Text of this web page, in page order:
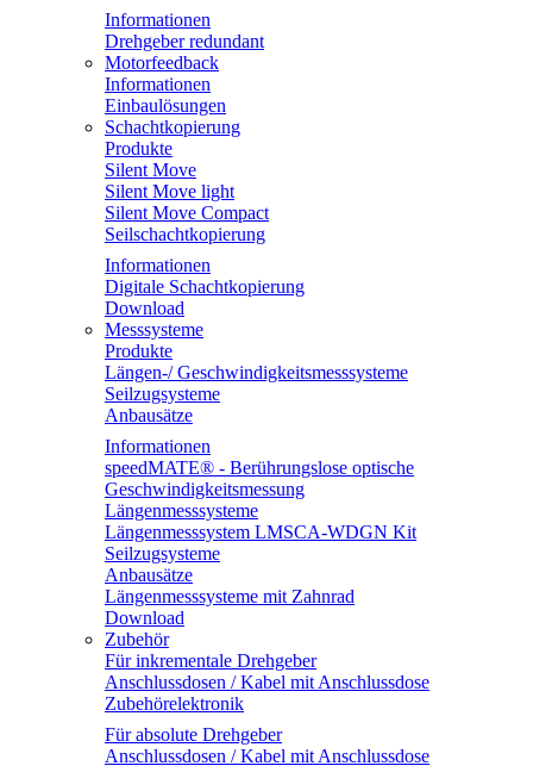
Informationen
Drehgeber redundant
Motorfeedback
Informationen
Einbaulösungen
Schachtkopierung
Produkte
Silent Move
Silent Move light
Silent Move Compact
Seilschachtkopierung
Informationen
Digitale Schachtkopierung
Download
Messsysteme
Produkte
Längen-/ Geschwindigkeitsmesssysteme
Seilzugsysteme
Anbausätze
Informationen
speedMATE® - Berührungslose optische
Geschwindigkeitsmessung
Längenmesssysteme
Längenmesssystem LMSCA-WDGN Kit
Seilzugsysteme
Anbausätze
Längenmesssysteme mit Zahnrad
Download
Zubehör
Für inkrementale Drehgeber
Anschlussdosen / Kabel mit Anschlussdose
Zubehörelektronik
Für absolute Drehgeber
Anschlussdosen / Kabel mit Anschlussdose